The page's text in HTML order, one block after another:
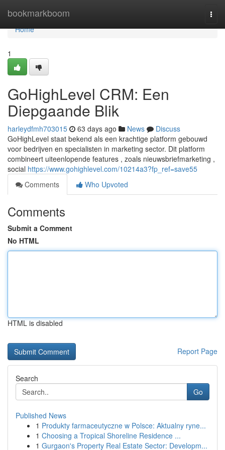
bookmarkboom
Home
Home
1
GoHighLevel CRM: Een
Diepgaande Blik
harleydfmh703015 63 days ago News
Discuss
GoHighLevel staat bekend als een krachtige platform gebouwd
voor bedrijven en specialisten in marketing sector. Dit platform
combineert uiteenlopende features , zoals nieuwsbriefmarketing ,
social https://www.gohighlevel.com/10214a3?fp_ref=save55
Comments
Who Upvoted
Comments
Submit a Comment
No HTML
HTML is disabled
Report Page
Search
Go
Published News
1 Produkty farmaceutyczne w Polsce: Aktualny ryne...
1 Choosing a Tropical Shoreline Residence ...
1 Gurgaon's Property Real Estate Sector: Developm...